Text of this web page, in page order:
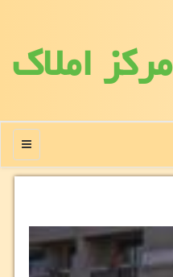
مركز املاك
منو